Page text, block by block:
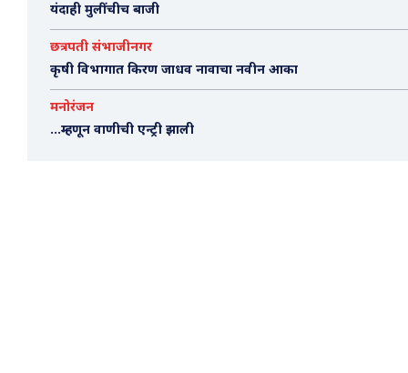
यंदाही मुलींचीच बाजी
छत्रपती संभाजीनगर
कृषी विभागात किरण जाधव नावाचा नवीन आका
मनोरंजन
…म्हणून वाणीची एन्ट्री झाली